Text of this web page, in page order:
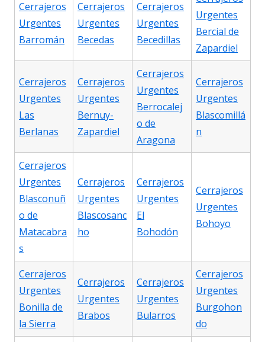
Cerrajeros
Urgentes
Barromán
Cerrajeros
Urgentes
Becedas
Cerrajeros
Urgentes
Becedillas
Urgentes
Bercial de
Zapardiel
Cerrajeros
Urgentes
Las
Berlanas
Cerrajeros
Urgentes
Bernuy-
Zapardiel
Cerrajeros
Urgentes
Berrocalej
o de
Aragona
Cerrajeros
Urgentes
Blascomillá
n
Cerrajeros
Urgentes
Blasconuñ
o de
Matacabra
s
Cerrajeros
Urgentes
Blascosanc
ho
Cerrajeros
Urgentes
El
Bohodón
Cerrajeros
Urgentes
Bohoyo
Cerrajeros
Urgentes
Bonilla de
la Sierra
Cerrajeros
Urgentes
Brabos
Cerrajeros
Urgentes
Bularros
Cerrajeros
Urgentes
Burgohon
do